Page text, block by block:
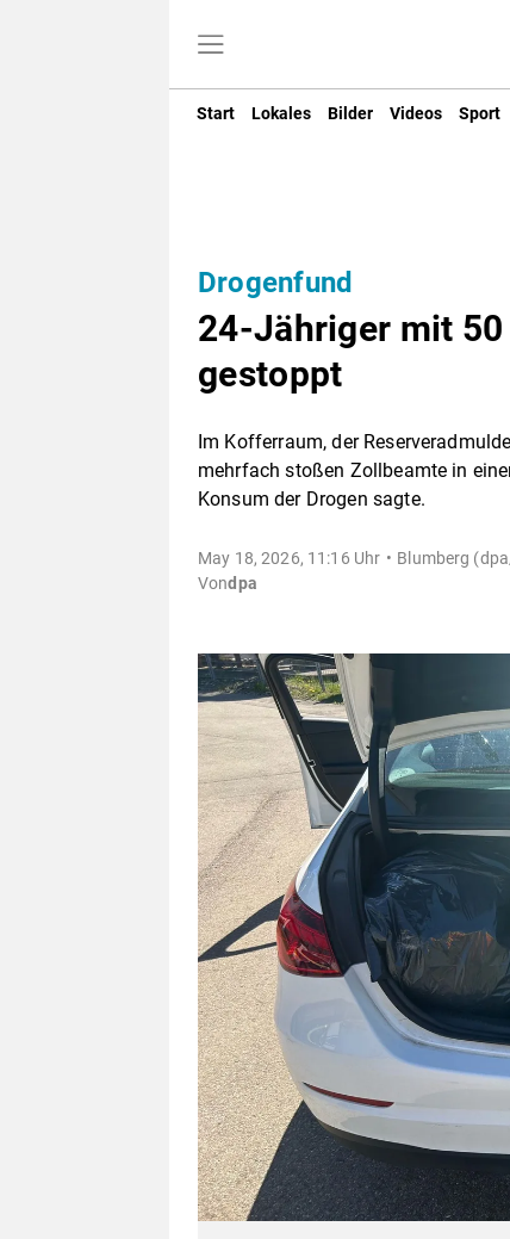
Start Lokales Bilder Videos Sport
Drogenfund
24-Jähriger mit
gestoppt
Im Kofferraum, der
mehrfach stoßen Zollbeamte in
Konsum der Drogen sagte.
May 18, 2026, 11:16 Uhr Blumberg
Vondpa